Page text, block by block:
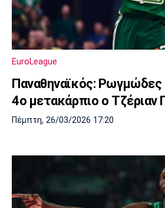
EuroLeague
Παναθηναϊκός: Ρωγμώδες
4ο μετακάρπιο ο Τζέριαν
Πέμπτη, 26/03/2026 17:20